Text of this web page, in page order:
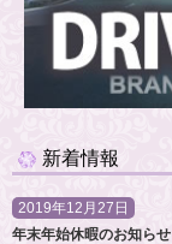
新着情報
2019年12月27日
年末年始休暇のお知らせ